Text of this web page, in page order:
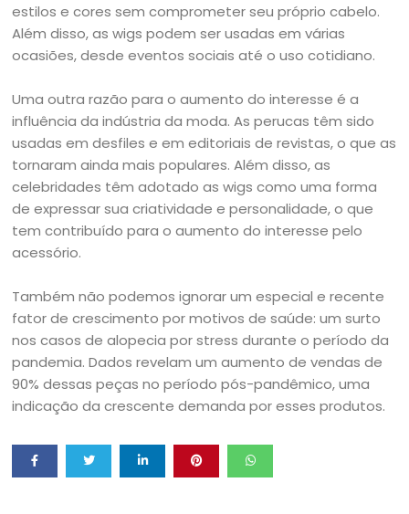
estilos e cores sem comprometer seu próprio cabelo.
Além disso, as wigs podem ser usadas em várias
ocasiões, desde eventos sociais até o uso cotidiano.
Uma outra razão para o aumento do interesse é a
influência da indústria da moda. As perucas têm sido
usadas em desfiles e em editoriais de revistas, o que as
tornaram ainda mais populares. Além disso, as
celebridades têm adotado as wigs como uma forma
de expressar sua criatividade e personalidade, o que
tem contribuído para o aumento do interesse pelo
acessório.
Também não podemos ignorar um especial e recente
fator de crescimento por motivos de saúde: um surto
nos casos de alopecia por stress durante o período da
pandemia. Dados revelam um aumento de vendas de
90% dessas peças no período pós-pandêmico, uma
indicação da crescente demanda por esses produtos.